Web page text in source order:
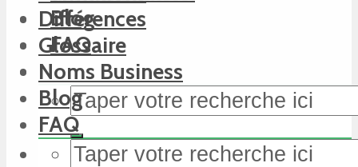
Blog
FAQ
Différences
Glossaire
Noms Business
Blog
FAQ